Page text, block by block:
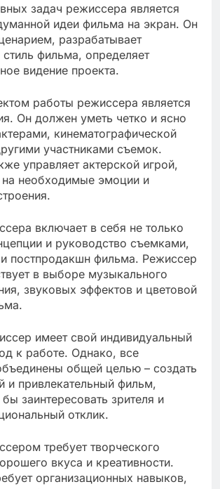
задач режиссера является
идеи фильма на экран. Он
разрабатывает
фильма, определяет
видение проекта.
работы режиссера является
Он должен уметь четко и ясно
кинематографической
участниками съемок.
управляет актерской игрой,
необходимые эмоции и
включает в себя не только
и руководство съемками,
постпродакшн фильма. Режиссер
в выборе музыкального
звуковых эффектов и цветовой
имеет свой индивидуальный
к работе. Однако, все
общей целью – создать
и привлекательный фильм,
заинтересовать зрителя и
отклик.
требует творческого
вкуса и креативности.
организационных навыков,